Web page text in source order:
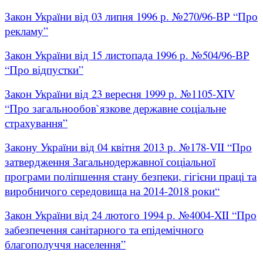
Закон України від 03 липня 1996 р. №270/96-ВР “Про
рекламу”
Закон України від 15 листопада 1996 р. №504/96-ВР
“Про відпустки”
Закон України від 23 вересня 1999 р. №1105-XIV
“Про загальнообов`язкове державне соціальне
страхування”
Закону України від 04 квітня 2013 р. №178-VII “Про
затвердження Загальнодержавної соціальної
програми поліпшення стану безпеки, гігієни праці та
виробничого середовища на 2014-2018 роки“
Закон України від 24 лютого 1994 р. №4004-XII “Про
забезпечення санітарного та епідемічного
благополуччя населення”